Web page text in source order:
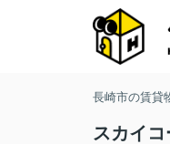
長崎市の賃貸
スカイ